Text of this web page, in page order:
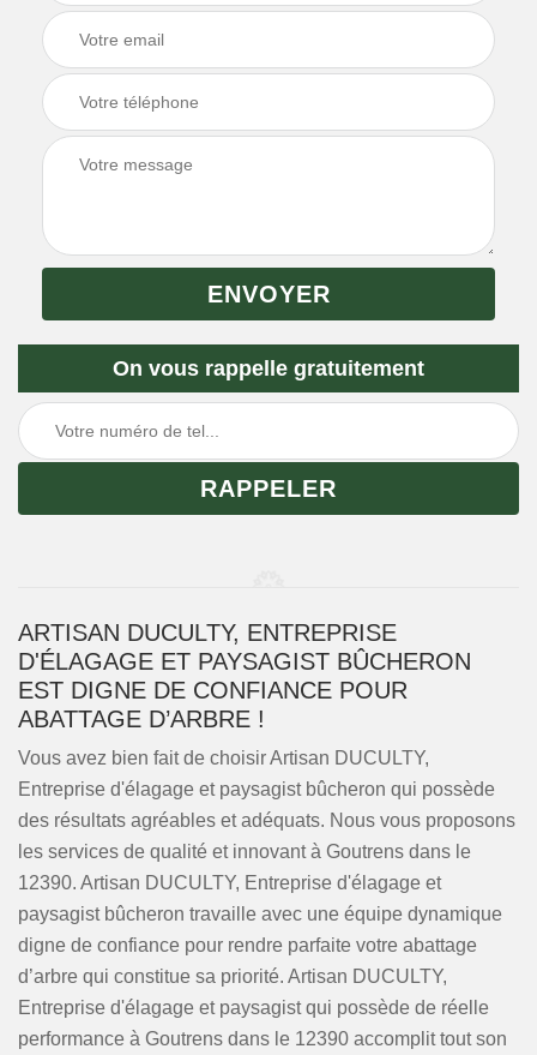
On vous rappelle gratuitement
ARTISAN DUCULTY, ENTREPRISE
D'ÉLAGAGE ET PAYSAGIST BÛCHERON
EST DIGNE DE CONFIANCE POUR
ABATTAGE D’ARBRE !
Vous avez bien fait de choisir Artisan DUCULTY,
Entreprise d'élagage et paysagist bûcheron qui possède
des résultats agréables et adéquats. Nous vous proposons
les services de qualité et innovant à Goutrens dans le
12390. Artisan DUCULTY, Entreprise d'élagage et
paysagist bûcheron travaille avec une équipe dynamique
digne de confiance pour rendre parfaite votre abattage
d’arbre qui constitue sa priorité. Artisan DUCULTY,
Entreprise d'élagage et paysagist qui possède de réelle
performance à Goutrens dans le 12390 accomplit tout son